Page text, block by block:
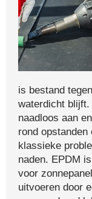
is bestand
waterdicht
naadloos aan
rond
klassieke
naden. EPDM
voor
uitvoeren door